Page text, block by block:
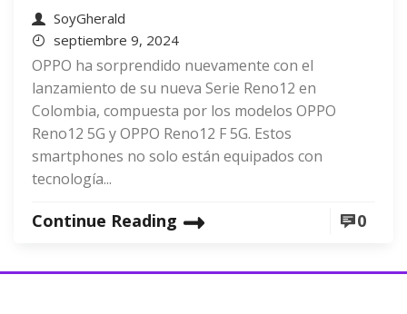
SoyGherald
septiembre 9, 2024
OPPO ha sorprendido nuevamente con el
lanzamiento de su nueva Serie Reno12 en
Colombia, compuesta por los modelos OPPO
Reno12 5G y OPPO Reno12 F 5G. Estos
smartphones no solo están equipados con
tecnología...
Continue Reading 0